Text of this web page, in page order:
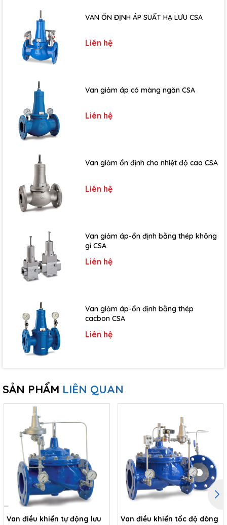
VAN ỔN ĐỊNH ÁP SUẤT HẠ LƯU CSA
Liên hệ
Van giảm áp có màng ngăn CSA
Liên hệ
Van giảm ổn định cho nhiệt độ cao CSA
Liên hệ
Van giảm áp-ổn định bằng thép không
gỉ CSA
Liên hệ
Van giảm áp-ổn định bằng thép
cacbon CSA
Liên hệ
SẢN PHẨM LIÊN QUAN
Van điều khiển tự động lưu
Van điều khiển tốc độ dòng